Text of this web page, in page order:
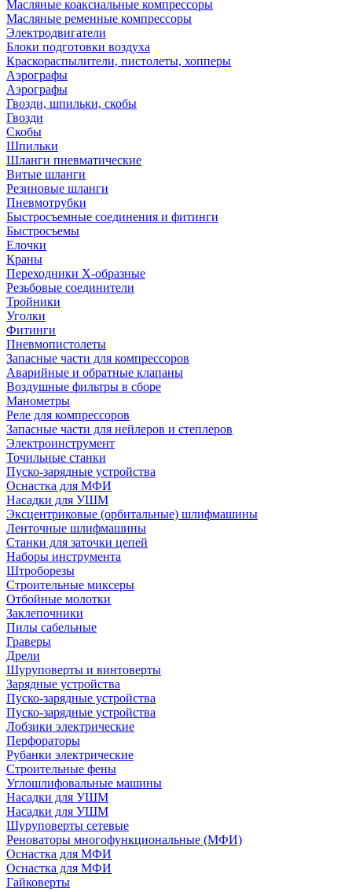
Масляные коаксиальные компрессоры
Масляные ременные компрессоры
Электродвигатели
Блоки подготовки воздуха
Краскораспылители, пистолеты, хопперы
Аэрографы
Аэрографы
Гвозди, шпильки, скобы
Гвозди
Скобы
Шпильки
Шланги пневматические
Витые шланги
Резиновые шланги
Пневмотрубки
Быстросъемные соединения и фитинги
Быстросъемы
Елочки
Краны
Переходники Х-образные
Резьбовые соединители
Тройники
Уголки
Фитинги
Пневмопистолеты
Запасные части для компрессоров
Аварийные и обратные клапаны
Воздушные фильтры в сборе
Манометры
Реле для компрессоров
Запасные части для нейлеров и степлеров
Электроинструмент
Точильные станки
Пуско-зарядные устройства
Оснастка для МФИ
Насадки для УШМ
Эксцентриковые (орбитальные) шлифмашины
Ленточные шлифмашины
Станки для заточки цепей
Наборы инструмента
Штроборезы
Строительные миксеры
Отбойные молотки
Заклепочники
Пилы сабельные
Граверы
Дрели
Шуруповерты и винтоверты
Зарядные устройства
Пуско-зарядные устройства
Пуско-зарядные устройства
Лобзики электрические
Перфораторы
Рубанки электрические
Строительные фены
Углошлифовальные машины
Насадки для УШМ
Насадки для УШМ
Шуруповерты сетевые
Реноваторы многофункциональные (МФИ)
Оснастка для МФИ
Оснастка для МФИ
Гайковерты